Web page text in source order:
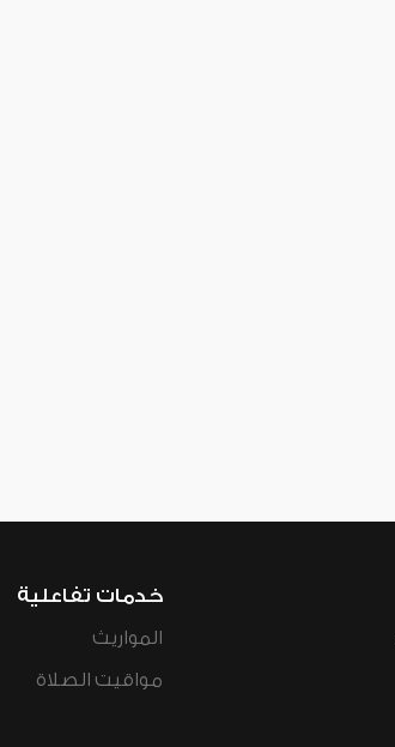
خدمات تفاعلية
المواريث
مواقيت الصلاة